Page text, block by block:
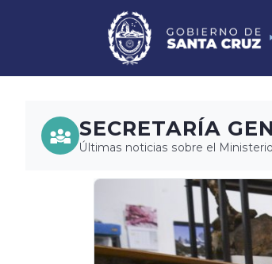
SECRETARÍA
Últimas noticias sobre el